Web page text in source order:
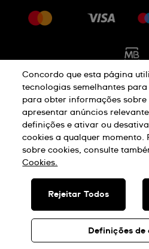
Rescindir o contrato
Carreiras
Aviso De Privacidade
Termos E
SWISS
© SWATCH AG 2026. TODOS OS
Concordo que esta página
tecnologias semelhantes
para obter informações sobre
apresentar anúncios
definições e ativar ou
cookies a qualquer momento.
sobre cookies, consulte
Cookies.
Definições de
Rejeitar Todos